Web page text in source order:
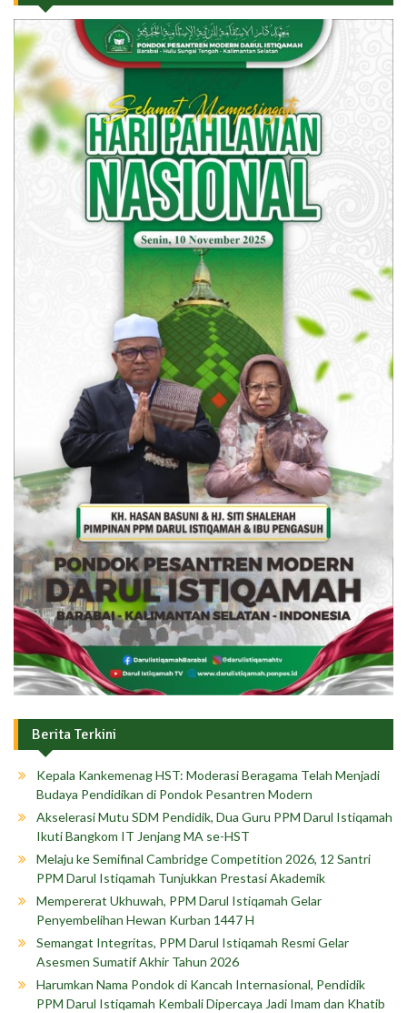
Berita Terkini
Kepala Kankemenag HST: Moderasi Beragama Telah Menjadi
Budaya Pendidikan di Pondok Pesantren Modern
Akselerasi Mutu SDM Pendidik, Dua Guru PPM Darul Istiqamah
Ikuti Bangkom IT Jenjang MA se-HST
Melaju ke Semifinal Cambridge Competition 2026, 12 Santri
PPM Darul Istiqamah Tunjukkan Prestasi Akademik
Mempererat Ukhuwah, PPM Darul Istiqamah Gelar
Penyembelihan Hewan Kurban 1447 H
Semangat Integritas, PPM Darul Istiqamah Resmi Gelar
Asesmen Sumatif Akhir Tahun 2026
Harumkan Nama Pondok di Kancah Internasional, Pendidik
PPM Darul Istiqamah Kembali Dipercaya Jadi Imam dan Khatib